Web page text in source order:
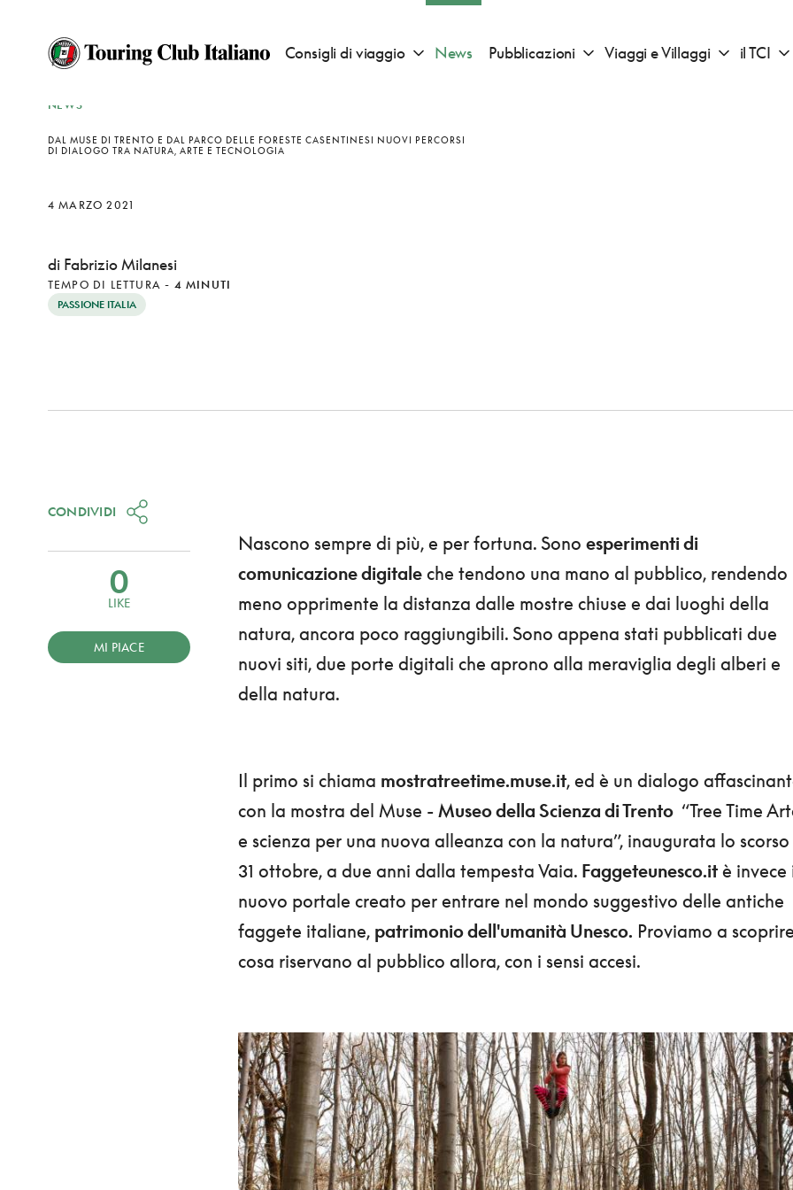
Consigli di viaggio Apri sotto menu "Consigli di viaggio"
News Pubblicazioni Apri sotto menu "Pubblicazioni"
Viaggi e Villaggi Apri sotto
il TCI
NEWS
DAL MUSE DI TRENTO E DAL PARCO DELLE FORESTE CASENTINESI NUOVI PERCORSI
DI DIALOGO TRA NATURA, ARTE E TECNOLOGIA
4 MARZO 2021
di Fabrizio Milanesi
TEMPO DI LETTURA - 4 MINUTI
PASSIONE ITALIA
Nascono sempre di più, e per fortuna. Sono esperimenti di
comunicazione digitaleche tendono una mano al pubblico, rendendo
meno opprimente la distanza dalle mostre chiuse e dai luoghi della
natura, ancora poco raggiungibili. Sono appena stati pubblicati due
nuovi siti, due porte digitali che aprono alla meraviglia degli alberi e
della natura.
Il primo si chiama mostratreetime.muse.it, ed è un dialogo
con la mostra del Muse - Museo della Scienza di Trento“Tree Time
e scienza per una nuova alleanza con la natura”, inaugurata lo scorso
31 ottobre, a due anni dalla tempesta Vaia. Faggeteunesco.itè invece
nuovo portale creato per entrare nel mondo suggestivo delle antiche
faggete italiane, patrimonio dell'umanità Unesco. Proviamo a
cosa riservano al pubblico allora, con i sensi accesi.
CONDIVIDI
0
LIKE
MI PIACE